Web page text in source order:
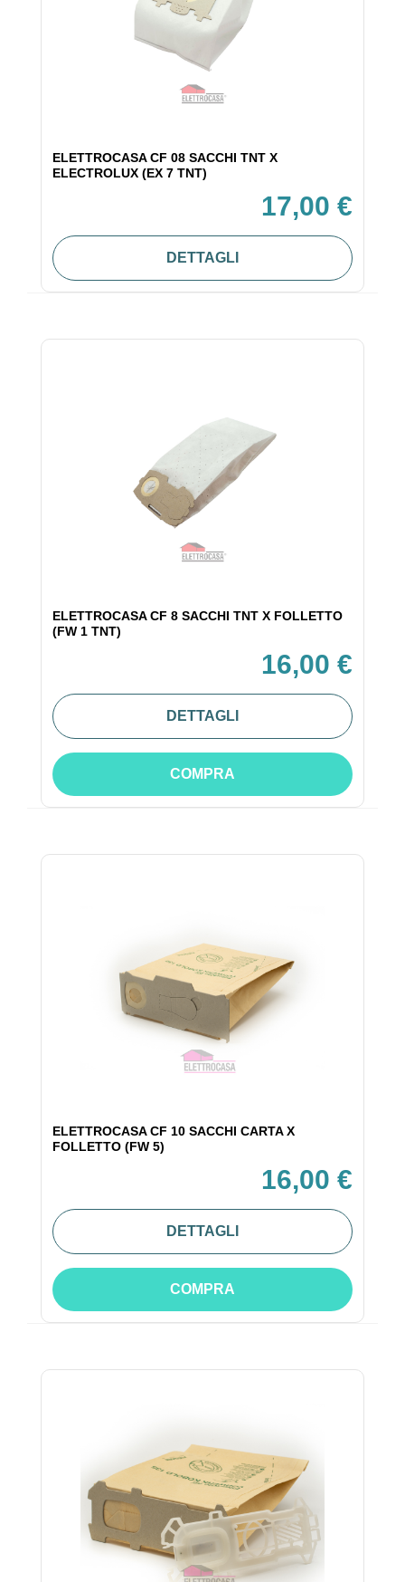
ELETTROCASA CF 08 SACCHI TNT X
ELECTROLUX (EX 7 TNT)
17,00 €
DETTAGLI
ELETTROCASA CF 8 SACCHI TNT X FOLLETTO
(FW 1 TNT)
16,00 €
DETTAGLI
COMPRA
ELETTROCASA CF 10 SACCHI CARTA X
FOLLETTO (FW 5)
16,00 €
DETTAGLI
COMPRA